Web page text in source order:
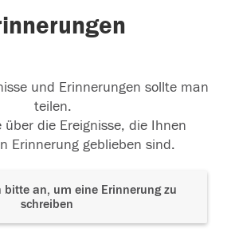
und Erinnerungen sollte man
teilen.
über die Ereignisse, die Ihnen
Erinnerung geblieben sind.
bitte an, um eine Erinnerung zu
schreiben